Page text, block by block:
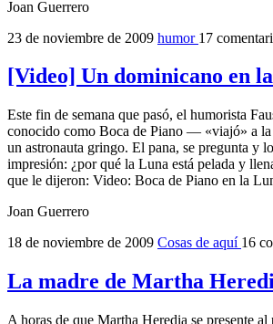
Joan Guerrero
23 de noviembre de 2009 humor 17
[Video] Un dominicano en
Este fin de semana que pasó, el humorista
conocido como Boca de Piano — «viajó» a
un astronauta gringo. El pana, se pregunta y
impresión: ¿por qué la Luna está pelada y
que le dijeron: Video: Boca de Piano en la
Joan Guerrero
18 de noviembre de 2009 Cosas de aquí 16
La madre de Martha
A horas de que Martha Heredia se presente